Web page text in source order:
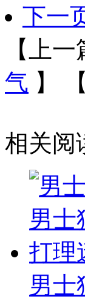
下一
【上一
气 】
相关阅
男士